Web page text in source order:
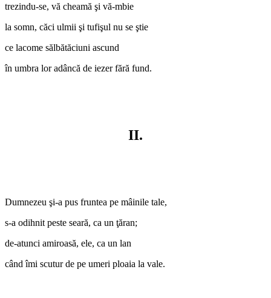
trezindu-se, vă cheamă şi vă-mbie
la somn, căci ulmii şi tufişul nu se ştie
ce lacome sălbătăciuni ascund
în umbra lor adâncă de iezer fără fund.
II.
Dumnezeu şi-a pus fruntea pe mâinile tale,
s-a odihnit peste seară, ca un ţăran;
de-atunci amiroasă, ele, ca un lan
când îmi scutur de pe umeri ploaia la vale.